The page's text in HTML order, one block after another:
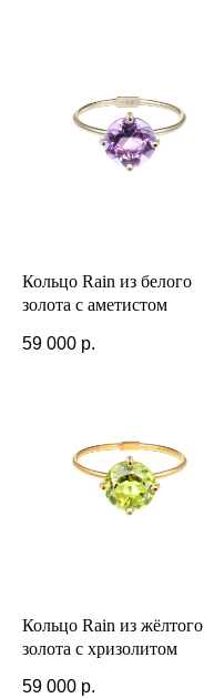
Кольцо Rain из белого
золота с аметистом
59 000 р.
Кольцо Rain из жёлтого
золота с хризолитом
59 000 р.